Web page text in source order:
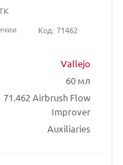
Vallejo
60 мл
71.462 Airbrush Flow
Improver
Auxiliaries
Код: 71462